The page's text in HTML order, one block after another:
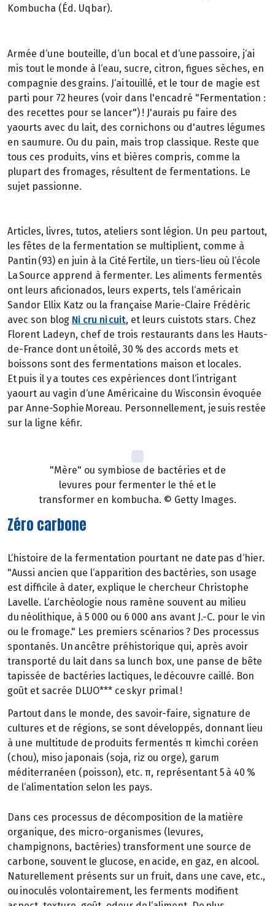
Kombucha (Éd. Uqbar).
Armée d‘une bouteille, d‘un bocal et d‘une passoire, j‘ai
mis tout le monde à l‘eau, sucre, citron, figues sèches, en
compagnie des grains. J‘ai touillé, et le tour de magie est
parti pour 72 heures (voir dans l'encadré "Fermentation :
des recettes pour se lancer") ! J'aurais pu faire des
yaourts avec du lait, des cornichons ou d'autres légumes
en saumure. Ou du pain, mais trop classique. Reste que
tous ces produits, vins et bières compris, comme la
plupart des fromages, résultent de fermentations. Le
sujet passionne.
Articles, livres, tutos, ateliers sont légion. Un peu partout,
les fêtes de la fermentation se multiplient, comme à
Pantin (93) en juin à la Cité Fertile, un tiers-lieu où l‘école
La Source apprend à fermenter. Les aliments fermentés
ont leurs aficionados, leurs experts, tels l‘américain
Sandor Ellix Katz ou la française Marie-Claire Frédéric
avec son blog Ni cru ni cuit, et leurs cuistots stars. Chez
Florent Ladeyn, chef de trois restaurants dans les Hauts-
de-France dont un étoilé, 30 % des accords mets et
boissons sont des fermentations maison et locales.
Et puis il y a toutes ces expériences dont l‘intrigant
yaourt au vagin d‘une Américaine du Wisconsin évoquée
par Anne-Sophie Moreau. Personnellement, je suis restée
sur la ligne kéfir.
"Mère" ou symbiose de bactéries et de
levures pour fermenter le thé et le
transformer en kombucha. © Getty Images.
Zéro carbone
L‘histoire de la fermentation pourtant ne date pas d‘hier.
"Aussi ancien que l‘apparition des bactéries, son usage
est difficile à dater, explique le chercheur Christophe
Lavelle. L‘archéologie nous ramène souvent au milieu
du néolithique, à 5 000 ou 6 000 ans avant J.-C. pour le vin
ou le fromage." Les premiers scénarios ? Des processus
spontanés. Un ancêtre préhistorique qui, après avoir
transporté du lait dans sa lunch box, une panse de bête
tapissée de bactéries lactiques, le découvre caillé. Bon
goût et sacrée DLUO*** ce skyr primal !
Partout dans le monde, des savoir-faire, signature de
cultures et de régions, se sont développés, donnant lieu
à une multitude de produits fermentés π kimchi coréen
(chou), miso japonais (soja, riz ou orge), garum
méditerranéen (poisson), etc. π, représentant 5 à 40 %
de l‘alimentation selon les pays.
Dans ces processus de décomposition de la matière
organique, des micro-organismes (levures,
champignons, bactéries) transforment une source de
carbone, souvent le glucose, en acide, en gaz, en alcool.
Naturellement présents sur un fruit, dans une cave, etc.,
ou inoculés volontairement, les ferments modifient